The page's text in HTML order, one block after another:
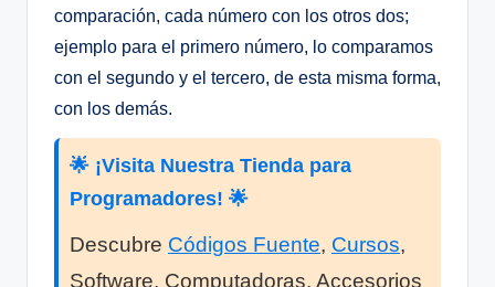
comparación, cada número con los otros dos;
ejemplo para el primero número, lo comparamos
con el segundo y el tercero, de esta misma forma,
con los demás.
🌟 ¡Visita Nuestra Tienda para
Programadores! 🌟
Descubre Códigos Fuente, Cursos,
Software, Computadoras, Accesorios